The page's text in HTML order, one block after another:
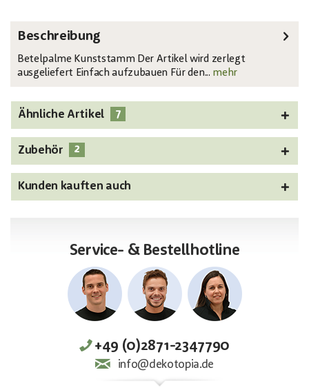
Beschreibung
Betelpalme Kunststamm Der Artikel wird zerlegt
ausgeliefert Einfach aufzubauen Für den... mehr
Ähnliche Artikel 7
Zubehör 2
Kunden kauften auch
Service- & Bestellhotline
+49 (0)2871-2347790
info@dekotopia.de